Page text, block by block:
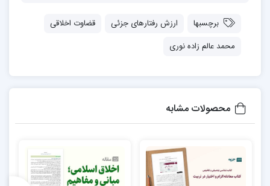
برچسبها ارزش رفتارهای جزئی
قضاوت اخلاقی
محمد عالم زاده نوری
محصولات مشابه